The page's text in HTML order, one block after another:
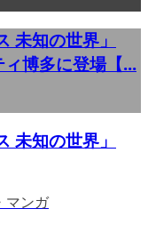
未知の世界」
博多に登場【...
未知の世界」
マンガ